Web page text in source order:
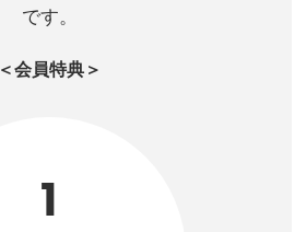
です。
＜会員特典＞
1